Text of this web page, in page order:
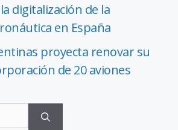
digitalización de la
en España
proyecta renovar su
de 20 aviones